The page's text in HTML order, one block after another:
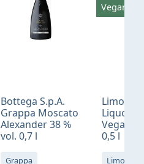
Bottega S.p.A.
Grappa Moscato
Alexander 38 %
vol. 0,7 l
Grappa
Liquore
Vegan
0,5 l
Vegan